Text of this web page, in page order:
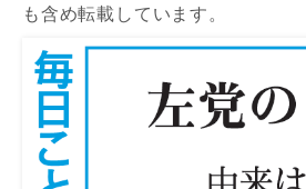
も含め転載しています。